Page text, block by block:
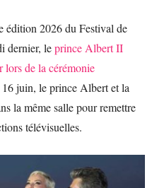
édition 2026 du Festival de
dernier, leprince Albert II
lors de la cérémonie
juin, le prince Albert et la
la même salle pour remettre
télévisuelles.